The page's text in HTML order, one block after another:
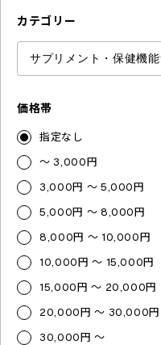
カテゴリー
価格帯
指定なし
～ 3,000円
3,000円 ～ 5,000円
5,000円 ～ 8,000円
8,000円 ～ 10,000円
10,000円 ～ 15,000円
15,000円 ～ 20,000円
20,000円 ～ 30,000円
30,000円 ～